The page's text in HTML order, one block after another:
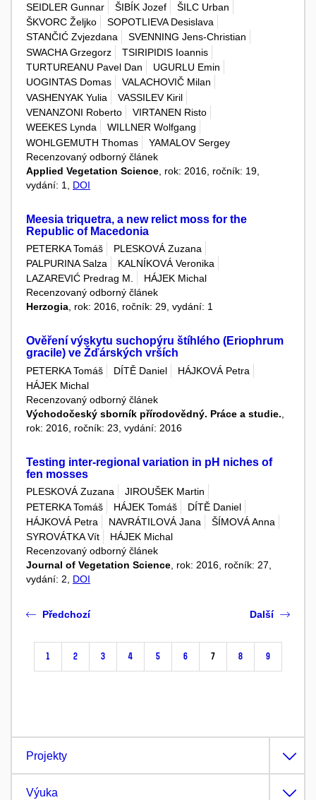
SEIDLER Gunnar
ŠIBÍK Jozef
ŠILC Urban
ŠKVORC Željko
SOPOTLIEVA Desislava
STANČIĆ Zvjezdana
SVENNING Jens-Christian
SWACHA Grzegorz
TSIRIPIDIS Ioannis
TURTUREANU Pavel Dan
UGURLU Emin
UOGINTAS Domas
VALACHOVIČ Milan
VASHENYAK Yulia
VASSILEV Kiril
VENANZONI Roberto
VIRTANEN Risto
WEEKES Lynda
WILLNER Wolfgang
WOHLGEMUTH Thomas
YAMALOV Sergey
Recenzovaný odborný článek
Applied Vegetation Science , rok: 2016, ročník: 19,
vydání: 1, DOI
Meesia triquetra, a new relict moss for the
Republic of Macedonia
PETERKA Tomáš
PLESKOVÁ Zuzana
PALPURINA Salza
KALNÍKOVÁ Veronika
LAZAREVIĆ Predrag M.
HÁJEK Michal
Recenzovaný odborný článek
Herzogia, rok: 2016, ročník: 29, vydání: 1
Ověření výskytu suchopýru štíhlého (Eriophrum
gracile) ve Žďárských vrších
PETERKA Tomáš DÍTĚ Daniel
HÁJKOVÁ Petra
HÁJEK Michal
Recenzovaný odborný článek
Východočeský sborník přírodovědný. Práce a studie.
rok: 2016, ročník: 23, vydání: 2016
Testing inter-regional variation in pH niches of
fen mosses
PLESKOVÁ Zuzana
JIROUŠEK Martin
PETERKA Tomáš
HÁJEK Tomáš
DÍTĚ Daniel
HÁJKOVÁ Petra
NAVRÁTILOVÁ Jana
ŠÍMOVÁ Anna
SYROVÁTKA Vít
HÁJEK Michal
Recenzovaný odborný článek
Journal of Vegetation Science, rok: 2016, ročník: 27,
vydání: 2, DOI
Předchozí
1 2 3 4 5 6 7 8 9
Další
Projekty
Výuka